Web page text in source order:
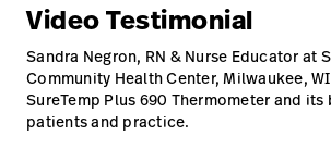
Conhecimento
language País
language País
Video Testimonial
Sandra Negron, RN & Nurse Educator at
Community Health Center, Milwaukee,
SureTemp Plus 690 Thermometer and
patients and practice.